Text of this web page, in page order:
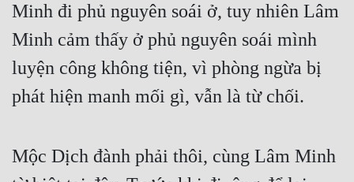
Minh đi phủ nguyên soái ở, tuy nhiên Lâm
Minh cảm thấy ở phủ nguyên soái mình
luyện công không tiện, vì phòng ngừa bị
phát hiện manh mối gì, vẫn là từ chối.
Mộc Dịch đành phải thôi, cùng Lâm Minh